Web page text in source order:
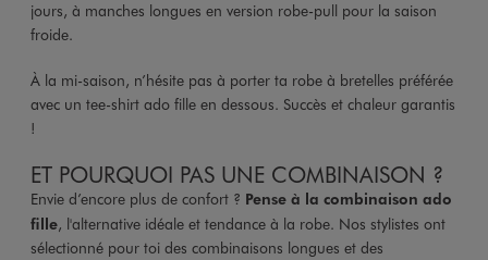
jours, à manches longues en version robe-pull pour la saison
froide.
À la mi-saison, n’hésite pas à porter ta robe à bretelles préférée
avec un tee-shirt ado fille en dessous. Succès et chaleur garantis
!
ET POURQUOI PAS UNE COMBINAISON ?
Envie d’encore plus de confort ? Pense à la combinaison ado
fille, l'alternative idéale et tendance à la robe. Nos stylistes ont
sélectionné pour toi des combinaisons longues et des